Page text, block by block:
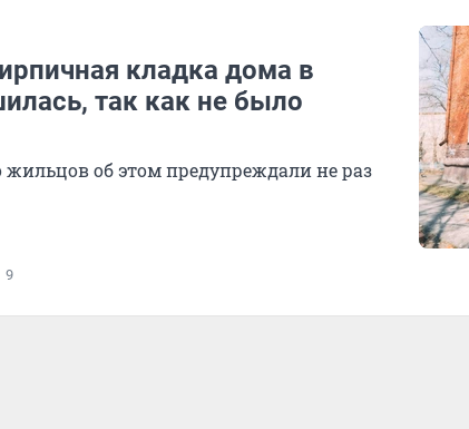
кладка дома в
так как не было
жильцов об этом предупреждали не раз
9